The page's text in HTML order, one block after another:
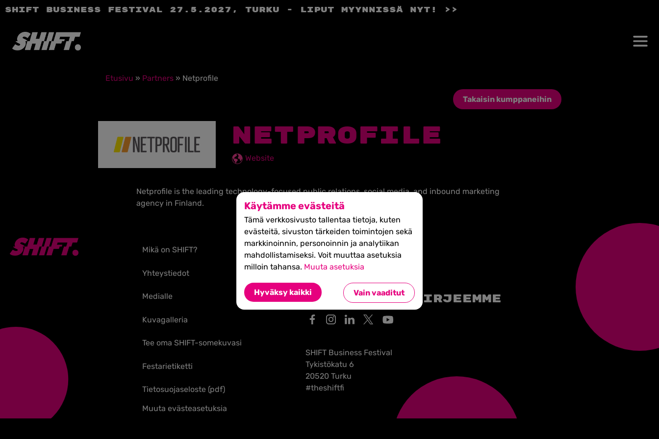
Käytämme evästeitä
Tämä verkkosivusto tallentaa tietoja, kuten
evästeitä, sivuston tärkeiden toimintojen sekä
markkinoinnin, personoinnin ja analytiikan
mahdollistamiseksi. Voit muuttaa asetuksia
milloin tahansa. Muuta asetuksia
Hyväksy kaikki Vain vaaditut
SHIFT Business Festival 27.5.2027, Turku - liput myynnissä nyt! >>
Etusivu » Partners» Netprofile
Takaisin kumppaneihin
NETPROFILE
Website
Netprofile is the leading technology-focused public relations, social media, and inbound marketing
agency in Finland.
Mikä on SHIFT?
Yhteystiedot
Medialle
Kuvagalleria
Tee oma SHIFT-somekuvasi
Festarietiketti
Tietosuojaseloste (pdf)
Muuta evästeasetuksia
Tilaa uutiskirjeemme
SHIFT Business Festival
Tykistökatu 6
20520 Turku
#theshiftfi